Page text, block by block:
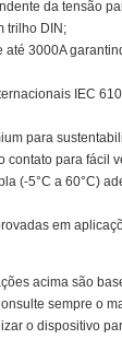
da tensão
trilho DIN;
3000A
IEC
para
contato para fácil
(-5°C a 60°C)
em
acima são
sempre o
o dispositivo